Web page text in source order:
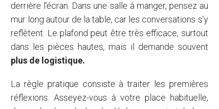
derrière l’écran. Dans une salle à manger, pensez au
mur long autour de la table, car les conversations s’y
reflètent. Le plafond peut être très efficace, surtout
dans les pièces hautes, mais il demande souvent
plus de logistique.
La règle pratique consiste à traiter les premières
réflexions. Asseyez-vous à votre place habituelle,